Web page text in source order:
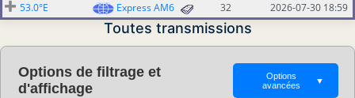
53.0°E
Express AM6 32 2026-07-30 18:59
Toutes transmissions
Options de filtrage et
d'affichage
Options
avancées
▼